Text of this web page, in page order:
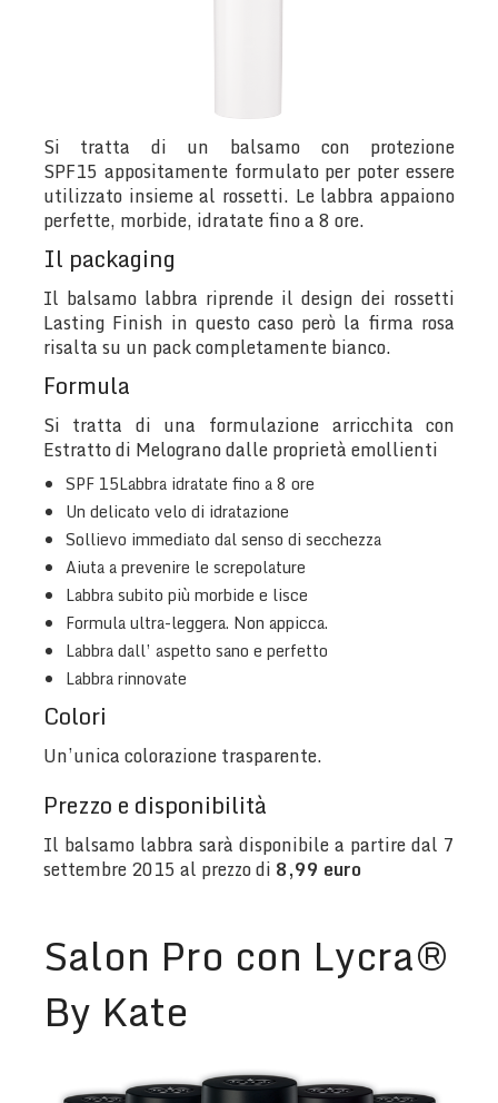
Si tratta di un balsamo con protezione
SPF15 appositamente formulato per poter essere
utilizzato insieme al rossetti. Le labbra appaiono
perfette, morbide, idratate fino a 8 ore.
Il packaging
Il balsamo labbra riprende il design dei rossetti
Lasting Finish in questo caso però la firma rosa
risalta su un pack completamente bianco.
Formula
Si tratta di una formulazione arricchita con
Estratto di Melograno dalle proprietà emollienti
SPF 15Labbra idratate fino a 8 ore
Un delicato velo di idratazione
Sollievo immediato dal senso di secchezza
Aiuta a prevenire le screpolature
Labbra subito più morbide e lisce
Formula ultra-leggera. Non appicca.
Labbra dall’ aspetto sano e perfetto
Labbra rinnovate
Colori
Un’unica colorazione trasparente.
Prezzo e disponibilità
Il balsamo labbra sarà disponibile a partire dal 7
settembre 2015 al prezzo di 8,99 euro
Salon Pro con Lycra®
By Kate